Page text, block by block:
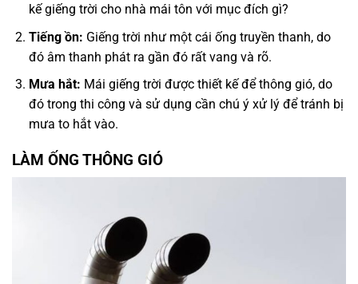
kế giếng trời cho nhà mái tôn với mục đích gì?
Tiếng ồn: Giếng trời như một cái ống truyền thanh, do
đó âm thanh phát ra gần đó rất vang và rõ.
Mưa hắt: Mái giếng trời được thiết kế để thông gió, do
đó trong thi công và sử dụng cần chú ý xử lý để tránh bị
mưa to hắt vào.
LÀM ỐNG THÔNG GIÓ